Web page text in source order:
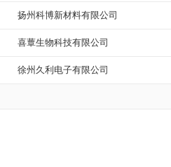
扬州科博新材料有限公司
喜蕈生物科技有限公司
徐州久利电子有限公司